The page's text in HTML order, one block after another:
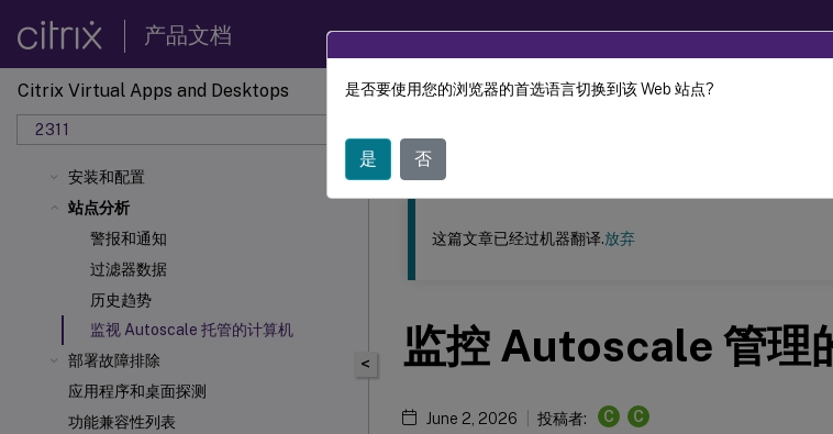
产品文档
Citrix Virtual Apps and Desktops
2311
安装和配置
站点分析
警报和通知
过滤器数据
历史趋势
监视 Autoscale 托管的计算机
部署故障排除
应用程序和桌面探测
功能兼容性列表
此内容已经过机器动态翻译。
<
这篇文章已经过机器翻译.放弃
监控 Autoscale 管理
June 2, 2026 投稿者: C C
是否要使用您的浏览器的首选语言切换到该 Web 站点?
是 否